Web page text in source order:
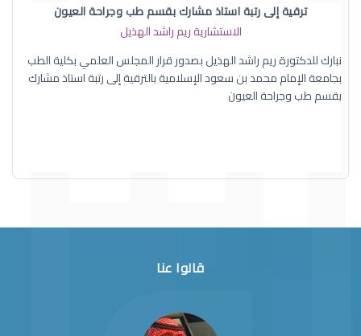
ترقية إلى رتبة استاذ مشارك بقسم طب وجراحة العيون
الاستشارية ريم راشد الهذيل
نبارك للدكتورة ريم راشد الهذيل بصدور قرار المجلس العلمي بكلية الطب
بجامعة الإمام محمد بن سعود الإسلامية بالترقية إلى رتبة استاذ مشارك
بقسم طب وجراحة العيون
قالوا عنا